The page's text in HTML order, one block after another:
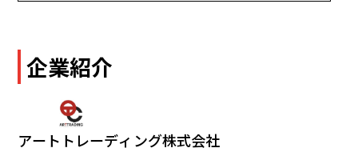
企業紹介
アートトレーディング株式会社